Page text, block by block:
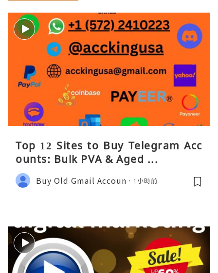
Top 12 Sites to Buy Telegram Acc
ounts: Bulk PVA & Aged ...
Buy Old Gmail Accoun 1小時前